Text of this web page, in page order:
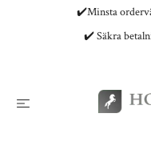
✔️Minsta
✔️ Säkra